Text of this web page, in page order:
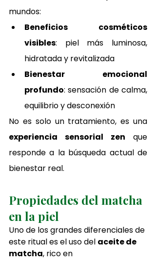
mundos:
Beneficios cosméticos
visibles: piel más luminosa,
hidratada y revitalizada
Bienestar emocional
profundo: sensación de calma,
equilibrio y desconexión
experiencia sensorial zen que
responde a la búsqueda actual de
bienestar real.
Propiedades del matcha
en la piel
Uno de los grandes diferenciales de
este ritual es el uso del aceite de
matcha, rico en